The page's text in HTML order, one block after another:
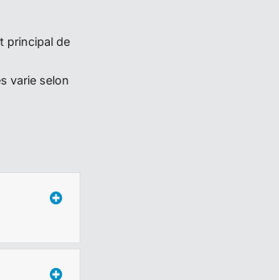
principal de
varie selon